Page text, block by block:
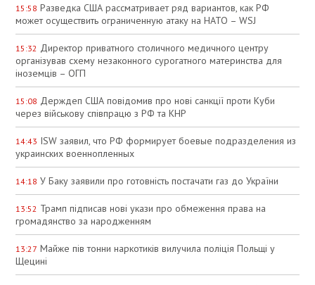
15:58 Разведка США рассматривает ряд вариантов, как РФ
может осуществить ограниченную атаку на НАТО – WSJ
15:32 Директор приватного столичного медичного центру
організував схему незаконного сурогатного материнства для
іноземців – ОГП
15:08 Держдеп США повідомив про нові санкції проти Куби
через військову співпрацю з РФ та КНР
14:43 ISW заявил, что РФ формирует боевые подразделения из
украинских военнопленных
14:18 У Баку заявили про готовність постачати газ до України
13:52 Трамп підписав нові укази про обмеження права на
громадянство за народженням
13:27 Майже пів тонни наркотиків вилучила поліція Польщі у
Щецині